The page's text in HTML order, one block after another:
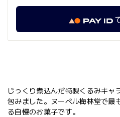
じっくり煮込んだ特製くるみキャ
包みました。ヌーベル梅林堂で最
る自慢のお菓子です。